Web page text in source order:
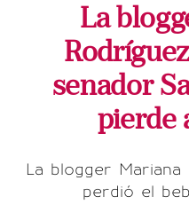
La
senador
pierde
La blogger
perdió el